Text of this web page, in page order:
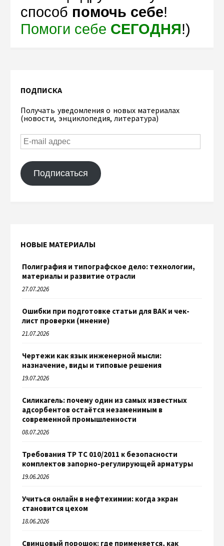
способ помочь себе!
Помоги себе СЕГОДНЯ!)
ПОДПИСКА
Получать уведомления о новых материалах
(новости, энциклопедия, литература)
Подписаться
НОВЫЕ МАТЕРИАЛЫ
Полиграфия и типографское дело: технологии,
материалы и развитие отрасли
27.07.2026
Ошибки при подготовке статьи для ВАК и чек-
лист проверки (мнение)
21.07.2026
Чертежи как язык инженерной мысли:
назначение, виды и типовые решения
19.07.2026
Силикагель: почему один из самых известных
адсорбентов остаётся незаменимым в
современной промышленности
08.07.2026
Требования ТР ТС 010/2011 к безопасности
комплектов запорно-регулирующей арматуры
19.06.2026
Учиться онлайн в нефтехимии: когда экран
становится цехом
18.06.2026
Свинцовый порошок: где применяется, как